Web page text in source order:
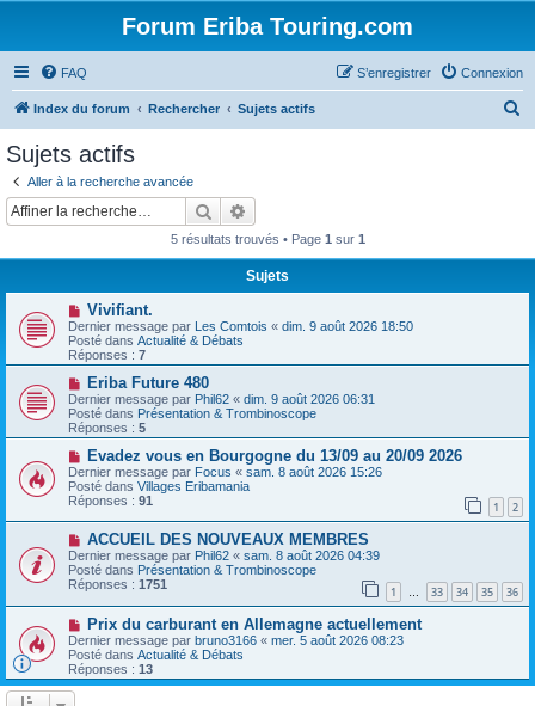
Forum Eriba Touring.com
FAQ Connexion
S’enregistrer
Index du forum Rechercher Sujets actifs
r
Sujets actifs
Aller à la recherche avancée
Rechercher
5 résultats trouvés • Page 1 sur 1
Sujets
N
o
u
v
e
a
u
m
e
s
s
a
g
e
Vivifiant.
Dernier message par Les Comtois « dim. 9 août 2026 18:50
Posté dans Actualité & Débats
Réponses : 7
N
o
u
v
e
a
u
m
e
s
s
a
g
e
Eriba Future 480
Dernier message par Phil62 « dim. 9 août 2026 06:31
Posté dans Présentation & Trombinoscope
Réponses : 5
N
o
u
v
e
a
u
m
e
s
s
a
e
Evadez vous en Bourgogne du 13/09 au 20/09 2026
Dernier message par Focus « sam. 8 août 2026 15:26
Posté dans Villages Eribamania
Réponses : 91 1 2
N
o
u
v
e
a
u
m
e
s
s
ACCUEIL DES NOUVEAUX MEMBRES
Dernier message par Phil62 « sam. 8 août 2026 04:39
Posté dans Présentation & Trombinoscope
Réponses : 1751 1 … 33 34 35 36
N
o
u
v
e
Prix ​​du carburant en Allemagne actuellement
Dernier message par bruno3166 « mer. 5 août 2026 08:23
Posté dans Actualité & Débats
Réponses : 13